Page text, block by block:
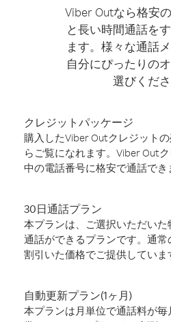
Viber Outなら格安
と長い時間通話を
ます。様々な通話
自分にぴったりの
選びくださ
クレジットパッケージ
購入したViber Outクレジット
らご覧になれます。Viber Out
中の電話番号に格安で通話でき
30日通話プラン
本プランは、ご選択いただい
通話ができるプランです。通
割引いた価格でご提供していま
自動更新プラン(1ヶ月)
本プランは月単位で通話料が